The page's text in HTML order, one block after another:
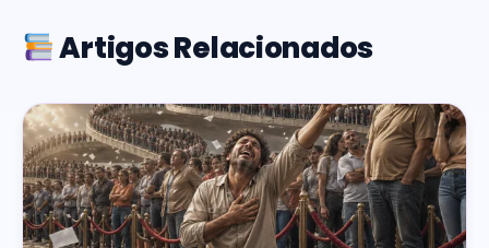
Artigos Relacionados